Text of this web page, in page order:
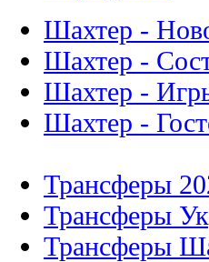
Шахтер -
Шахтер -
Шахтер -
Шахтер -
Трансферы
Трансферы
Трансферы